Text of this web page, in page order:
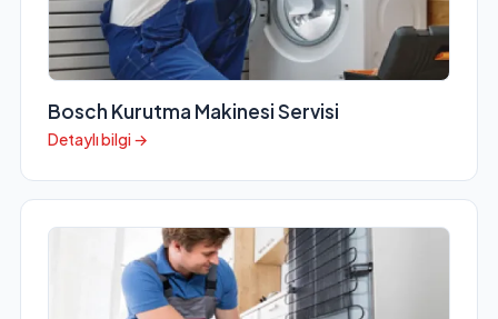
Bosch Kurutma Makinesi Servisi
Detaylı bilgi →